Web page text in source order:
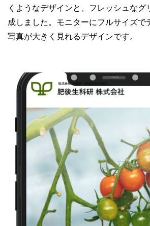
くようなデザインと、フレッシュなグ
成しました。モニターにフルサイズで
写真が大きく見れるデザインです。